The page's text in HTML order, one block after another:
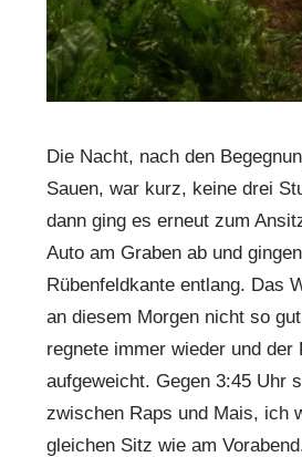
Die Nacht, nach den
Sauen, war kurz, keine drei
dann ging es erneut zum
Auto am Graben ab und
Rübenfeldkante entlang. Das
an diesem Morgen nicht so
regnete immer wieder und der
aufgeweicht. Gegen 3:45 Uhr
zwischen Raps und Mais, ich
gleichen Sitz wie am